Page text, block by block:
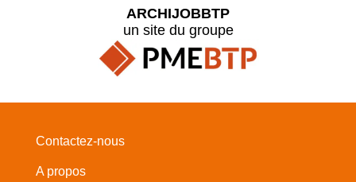
ARCHIJOBBTP
un site du groupe
Contactez-nous
A propos